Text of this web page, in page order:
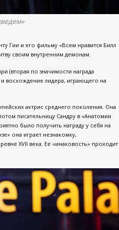
Гии и его фильму «Всем нравится Билл
своим внутренним демонам.
(вторая по значимости награда
восхождение лидера, играющего на
актрис среднего поколения. Она
писательницу Сандру в «Анатомии
было получить награду у себя на
она играет незнакомку,
XVII века. Ее «инаковость» проходит